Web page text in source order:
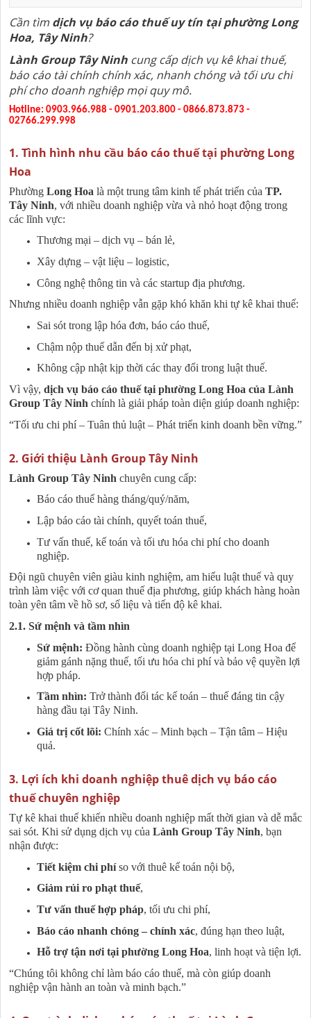
Cần tìm dịch vụ báo cáo thuế uy tín tại phường Long
Hoa, Tây Ninh?
Lành Group Tây Ninh cung cấp dịch vụ kê khai thuế,
báo cáo tài chính chính xác, nhanh chóng và tối ưu chi
phí cho doanh nghiệp mọi quy mô.
Hotline: 0903.966.988 - 0901.203.800 - 0866.873.873 -
02766.299.998
1. Tình hình nhu cầu báo cáo thuế tại phường Long
Hoa
Phường Long Hoa là một trung tâm kinh tế phát triển của TP.
Tây Ninh, với nhiều doanh nghiệp vừa và nhỏ hoạt động trong
các lĩnh vực:
Thương mại – dịch vụ – bán lẻ,
Xây dựng – vật liệu – logistic,
Công nghệ thông tin và các startup địa phương.
Nhưng nhiều doanh nghiệp vẫn gặp khó khăn khi tự kê khai thuế:
Sai sót trong lập hóa đơn, báo cáo thuế,
Chậm nộp thuế dẫn đến bị xử phạt,
Không cập nhật kịp thời các thay đổi trong luật thuế.
Vì vậy, dịch vụ báo cáo thuế tại phường Long Hoa của Lành
Group Tây Ninh chính là giải pháp toàn diện giúp doanh nghiệp:
“Tối ưu chi phí – Tuân thủ luật – Phát triển kinh doanh bền vững.”
2. Giới thiệu Lành Group Tây Ninh
Lành Group Tây Ninh chuyên cung cấp:
Báo cáo thuế hàng tháng/quý/năm,
Lập báo cáo tài chính, quyết toán thuế,
Tư vấn thuế, kế toán và tối ưu hóa chi phí cho doanh
nghiệp.
Đội ngũ chuyên viên giàu kinh nghiệm, am hiểu luật thuế và quy
trình làm việc với cơ quan thuế địa phương, giúp khách hàng hoàn
toàn yên tâm về hồ sơ, số liệu và tiến độ kê khai.
2.1. Sứ mệnh và tầm nhìn
Sứ mệnh: Đồng hành cùng doanh nghiệp tại Long Hoa để
giảm gánh nặng thuế, tối ưu hóa chi phí và bảo vệ quyền lợi
hợp pháp.
Tầm nhìn: Trở thành đối tác kế toán – thuế đáng tin cậy
hàng đầu tại Tây Ninh.
Giá trị cốt lõi: Chính xác – Minh bạch – Tận tâm – Hiệu
quả.
3. Lợi ích khi doanh nghiệp thuê dịch vụ báo cáo
thuế chuyên nghiệp
Tự kê khai thuế khiến nhiều doanh nghiệp mất thời gian và dễ mắc
sai sót. Khi sử dụng dịch vụ của Lành Group Tây Ninh, bạn
nhận được:
Tiết kiệm chi phíso với thuê kế toán nội bộ,
Giảm rủi ro phạt thuế,
Tư vấn thuế hợp pháp, tối ưu chi phí,
Báo cáo nhanh chóng – chính xác, đúng hạn theo luật,
Hỗ trợ tận nơi tại phường Long Hoa, linh hoạt và tiện lợi.
“Chúng tôi không chỉ làm báo cáo thuế, mà còn giúp doanh
nghiệp vận hành an toàn và minh bạch.”